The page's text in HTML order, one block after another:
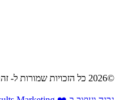
©2026 כל הזכויות שמורות ל- זהבי סחר בע"מ